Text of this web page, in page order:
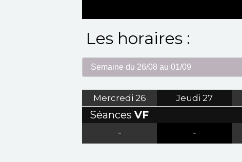
Les horaires :
Mercredi 26 Jeudi 27
Séances VF
-
-